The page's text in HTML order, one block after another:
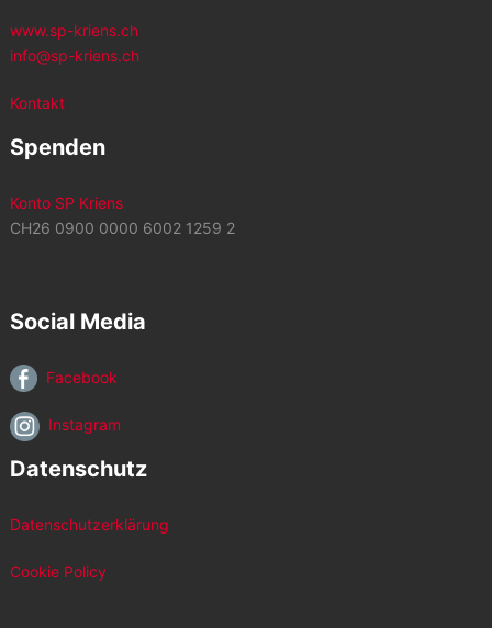
www.sp-kriens.ch
info@sp-kriens.ch
Kontakt
Spenden
Konto SP Kriens
CH26 0900 0000 6002 1259 2
Social Media
Facebook
Instagram
Datenschutz
Datenschutzerklärung
Cookie Policy